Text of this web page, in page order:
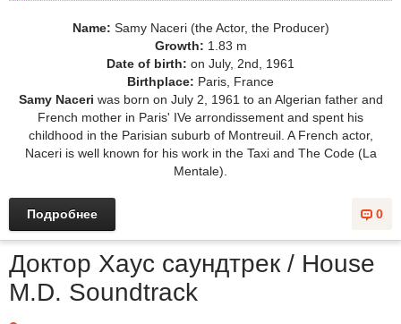
Name: Samy Naceri (the Actor, the Producer)
Growth: 1.83 m
Date of birth: on July, 2nd, 1961
Birthplace: Paris, France
Samy Naceri was born on July 2, 1961 to an Algerian father and
French mother in Paris' IVe arrondissement and spent his
childhood in the Parisian suburb of Montreuil. A French actor,
Naceri is well known for his work in the Taxi and The Code (La
Mentale).
0
Подробнее
Доктор Хаус саундтрек / House
M.D. Soundtrack